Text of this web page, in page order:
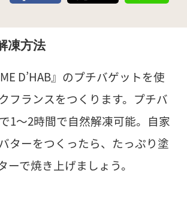
凍方法
D’HAB』のプチバゲットを使
フランスをつくります。プチバ
1〜2時間で自然解凍可能。自家
ターをつくったら、たっぷり塗
ーで焼き上げましょう。